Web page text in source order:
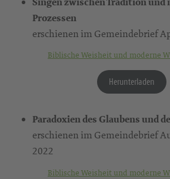
Prozessen
erschienen im Gemeindebrief
Biblische Weisheit und moderne
Herunterladen
Paradoxien des Glaubens und
erschienen im Gemeindebrief
2022
Biblische Weisheit und moderne